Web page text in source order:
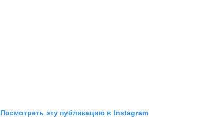
Посмотреть эту публикацию в Instagram